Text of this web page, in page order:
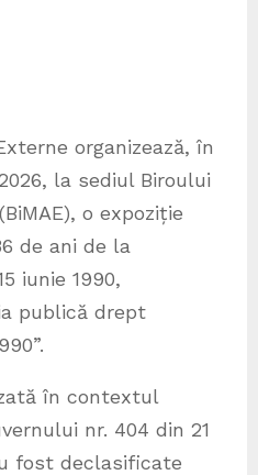
organizează, în
la sediul Biroului
o expoziție
de ani de la
iunie 1990,
publică drept
în contextul
nr. 404 din 21
fost declasificate